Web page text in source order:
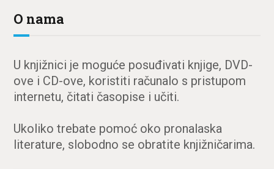
O nama
U knjižnici je moguće posuđivati knjige, DVD-
ove i CD-ove, koristiti računalo s pristupom
internetu, čitati časopise i učiti.
Ukoliko trebate pomoć oko pronalaska
literature, slobodno se obratite knjižničarima.